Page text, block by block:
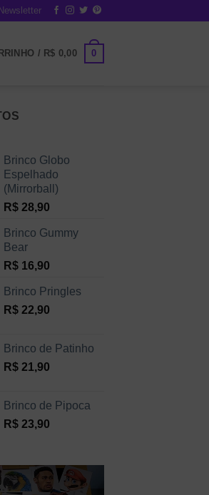
Newsletter
/ R$ 0,00 0
Brinco Globo
Espelhado
(Mirrorball)
R$28,90
Brinco Gummy
Bear
R$16,90
Brinco Pringles
R$22,90
Brinco de Patinho
R$21,90
Brinco de Pipoca
R$23,90